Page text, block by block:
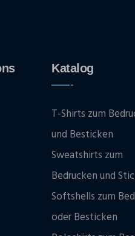
Katalog
T-Shirts zum
und Besticken
Sweatshirts zum
Bedrucken und
Softshells zum
oder Besticken